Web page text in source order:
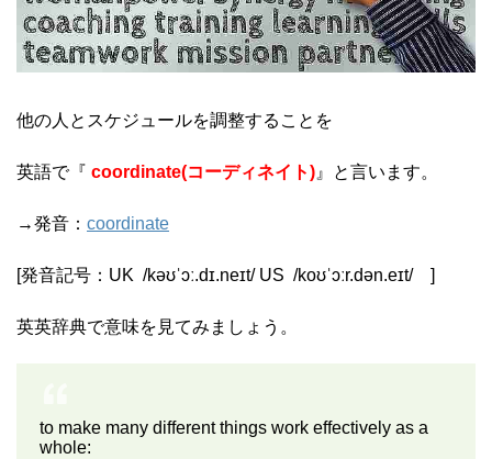
他の人とスケジュールを調整することを
英語で『 coordinate(コーディネイト) 』と言います。
→発音： coordinate
[発音記号： UK /kəʊˈɔː.dɪ.neɪt/ US /koʊˈɔːr.dən.eɪt/]
英英辞典で意味を見てみましょう。
to make many different things work effectively as a
whole: